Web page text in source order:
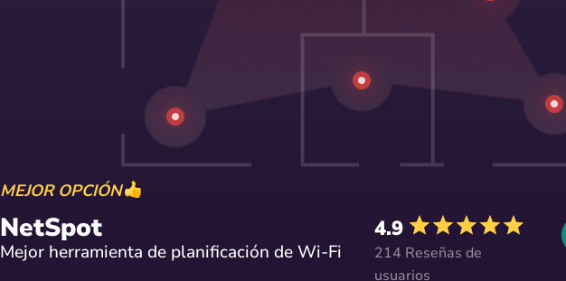
MEJOR OPCIÓN
NetSpot
Mejor herramienta de planificación de Wi-Fi
4.9
214 Reseñas de
usuarios